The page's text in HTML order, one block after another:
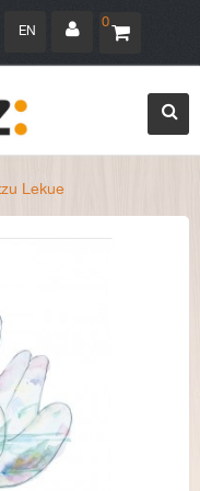
0
EN
Lekue